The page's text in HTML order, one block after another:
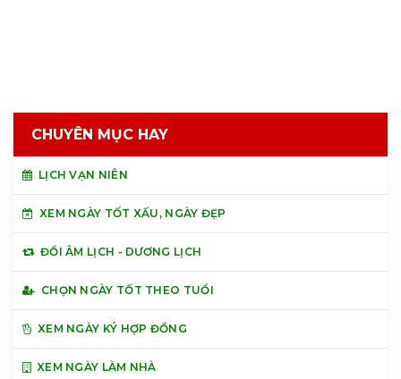
CHUYÊN MỤC HAY
LỊCH VẠN NIÊN
XEM NGÀY TỐT XẤU, NGÀY ĐẸP
ĐỔI ÂM LỊCH - DƯƠNG LỊCH
CHỌN NGÀY TỐT THEO TUỔI
XEM NGÀY KÝ HỢP ĐỒNG
XEM NGÀY LÀM NHÀ